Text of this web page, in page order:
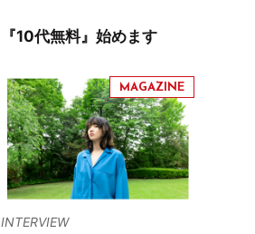
『10代無料』始めます
INTERVIEW